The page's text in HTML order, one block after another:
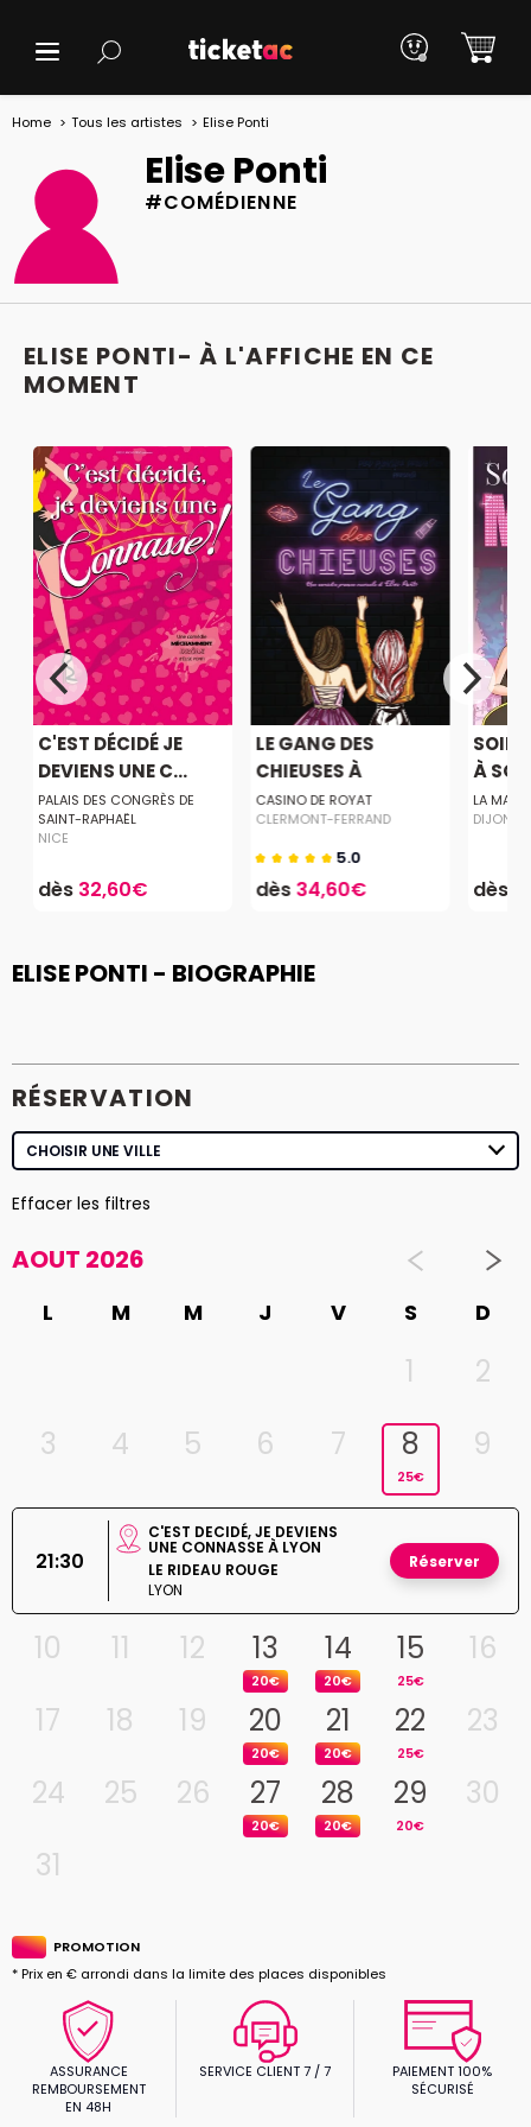
Home Tous les artistes Elise Ponti
Elise Ponti
#COMÉDIENNE
ELISE PONTI- À L'AFFICHE EN CE
MOMENT
C'EST DÉCIDÉ JE
DEVIENS UNE C...
PALAIS DES CONGRÈS DE
SAINT-RAPHAËL
NICE
dès 32,60€
LE GANG DES
CHIEUSES À
CHAMAL...
CASINO DE ROYAT
CLERMONT-FERRAND
5.0
dès34,60€
À
LA MALS
DIJON
dès
ELISE PONTI - BIOGRAPHIE
RÉSERVATION
Effacer les filtres
AOUT 2026
L M M J V S D
1
2
3
4 5 6 7 8
25€
9
21:30
C'EST DECIDÉ, JE DEVIENS
UNE CONNASSE À LYON
LE RIDEAU ROUGE
LYON
Réserver
10 11 12 13
20€
14
20€
15
25€
16
17
18 19 20
20€
21
20€
22
25€
23
24
25 26 27
20€
28
20€
29
20€
30
31
PROMOTION
* Prix en € arrondi dans la limite des places disponibles
ASSURANCE
REMBOURSEMENT
EN 48H
SERVICE CLIENT 7 / 7
PAIEMENT 100%
SÉCURISÉ